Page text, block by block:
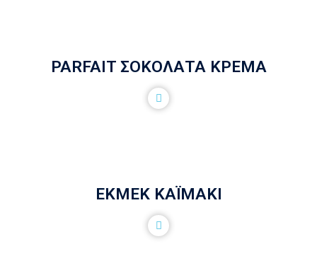
PARFAIT ΣΟΚΟΛΑΤΑ ΚΡΕΜΑ
ΕΚΜΕΚ ΚΑΪΜΑΚΙ